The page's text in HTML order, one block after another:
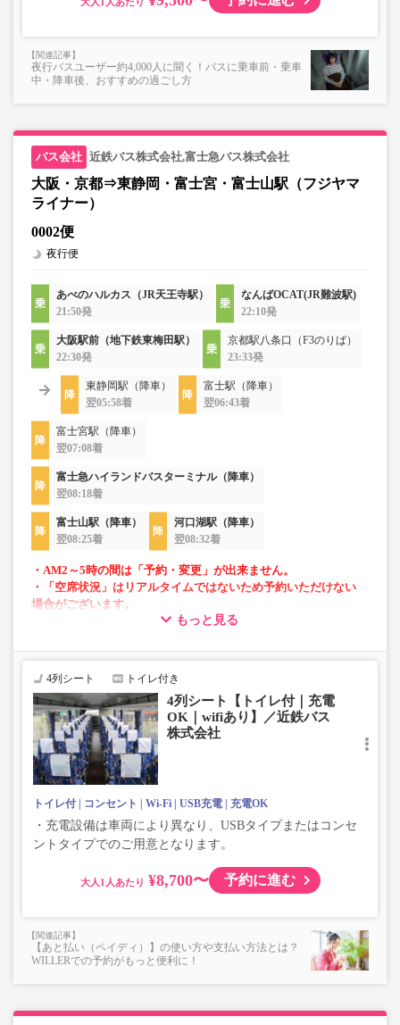
夜行バスユーザー約4,000人に聞く！バスに乗車前・乗車
中・降車後、おすすめの過ごし方
近鉄バス株式会社,富士急バス株式会社
大阪・京都⇒東静岡・富士宮・富士山駅（フジヤマ
ライナー）
0002便
夜行便
あべのハルカス（JR天王寺駅）
21:50発
なんばOCAT(JR難波駅)
22:10発
大阪駅前（地下鉄東梅田駅）
22:30発
京都駅八条口（F3のりば）
23:33発
東静岡駅（降車）
翌05:58着
富士駅（降車）
翌06:43着
富士宮駅（降車）
翌07:08着
富士急ハイランドバスターミナル（降車）
翌08:18着
富士山駅（降車）
翌08:25着
河口湖駅（降車）
翌08:32着
・AM2～5時の間は「予約・変更」が出来ません。
・「空席状況」はリアルタイムではないため予約いただけない
場合がございます。
・車両は予告なく変更となる場合がございます。これに伴い、
じめご了承ください。
もっと見る
4列シート トイレ付き
4列シート【トイレ付｜充電
OK｜wifiあり】／近鉄バス
株式会社
トイレ付 コンセント Wi-Fi USB充電 充電OK
・充電設備は車両により異なり、USBタイプまたはコンセ
ントタイプでのご用意となります。
大人 ¥8,700〜 予約に進む
【あと払い（ペイディ）】の使い方や支払い方法とは？
WILLERでの予約がもっと便利に！